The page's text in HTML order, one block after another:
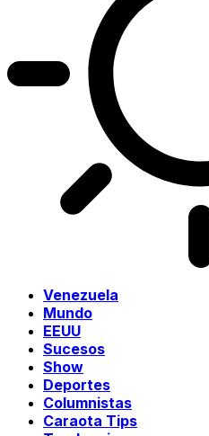
Venezuela
Mundo
EEUU
Sucesos
Show
Deportes
Columnistas
Caraota Tips